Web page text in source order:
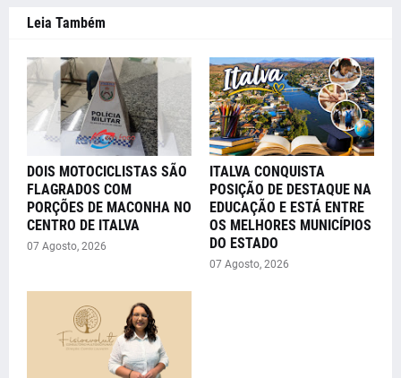
Leia Também
DOIS MOTOCICLISTAS SÃO
FLAGRADOS COM
PORÇÕES DE MACONHA NO
CENTRO DE ITALVA
07 Agosto, 2026
ITALVA CONQUISTA
POSIÇÃO DE DESTAQUE NA
EDUCAÇÃO E ESTÁ ENTRE
OS MELHORES MUNICÍPIOS
DO ESTADO
07 Agosto, 2026